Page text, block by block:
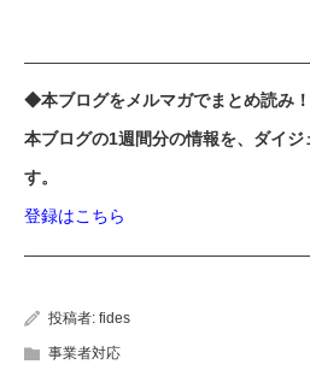
◆本ブログをメルマガでまとめ読み！
本ブログの1週間分の情報を、ダイジ
す。
登録はこちら
投稿者: fides
事業者対応